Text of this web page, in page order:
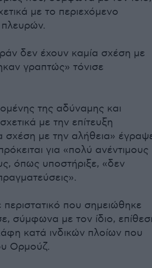
με το περιεχόμενο
δεν έχουν καμία σχέση με
γραπτώς» τόνισε
της αδύναμης και
με την επίτευξη
σχέση με την αλήθεια»
για «πολύ ανέντιμους
όπως υποστήριξε, «δεν
που σημειώθηκε
σύμφωνα με τον ίδιο,
κατά ινδικών πλοίων που
Ορμούζ.